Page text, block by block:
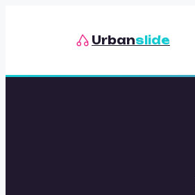
Urbanslide